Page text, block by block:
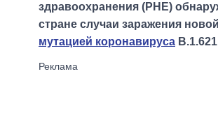
здравоохранения (PHE)
стране случаи заражения новой
мутацией коронавируса